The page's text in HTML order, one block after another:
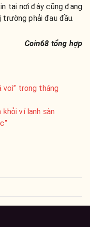
tại nơi đây cũng đang
phải đau đầu.
Coin68 tổng hợp
voi” trong tháng
ví lạnh sàn